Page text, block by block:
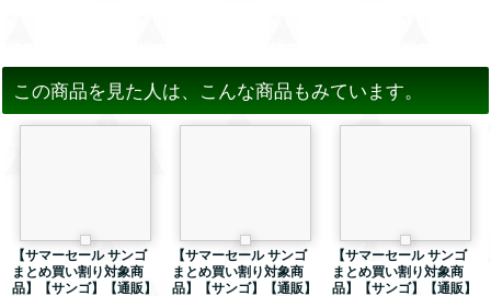
この商品を見た人は、こんな商品もみています。
【サマーセール サンゴ
まとめ買い割り対象商
品】【サンゴ】【通販】
【サマーセール サンゴ
まとめ買い割り対象商
品】【サンゴ】【通販】
【サマーセール サンゴ
まとめ買い割り対象商
品】【サンゴ】【通販】